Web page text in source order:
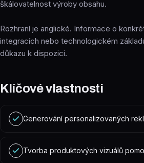
škálovatelnost výroby obsahu.
Rozhraní je anglické. Informace o
integracích nebo technologickém
důkazu k dispozici.
Klíčové vlastnosti
Generování personalizovaných
Tvorba produktových vizuálů